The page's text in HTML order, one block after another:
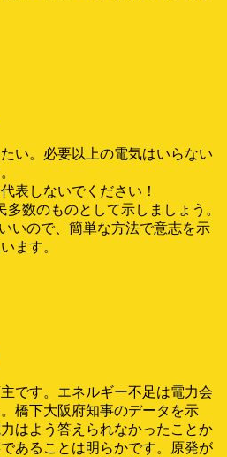
い。必要以上の電気はいらない
表しないでください！
多数のものとして示しましょう。
いので、簡単な方法で意志を示
ます。
です。エネルギー不足は電力会
橋下大阪府知事のデータを示
はよう答えられなかったことか
あることは明らかです。原発が